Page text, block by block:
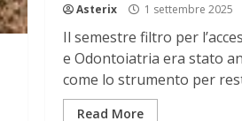
Asterix 1 settembre 2025
Il semestre filtro per
e Odontoiatria era stato
come lo strumento per
Read More